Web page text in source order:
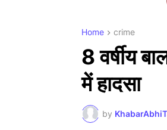
Home crime
8 वर्षीय
में हादसा
by